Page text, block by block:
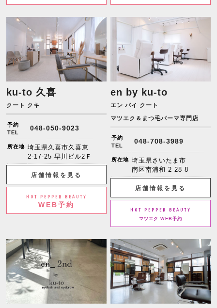
ku-to 久喜
クート クキ
予約
TEL
048-050-9023
所在地 埼玉県久喜市久喜東
2-17-25 早川ビル2Ｆ
店舗情報を見る
HOT PEPPER BEAUTY
WEB予約
en by ku-to
エン バイ クート
マツエク＆まつ毛パーマ専門店
予約
TEL
048-708-3989
所在地 埼玉県さいたま市
南区南浦和 2-28-8
店舗情報を見る
HOT PEPPER BEAUTY
マツエク WEB予約